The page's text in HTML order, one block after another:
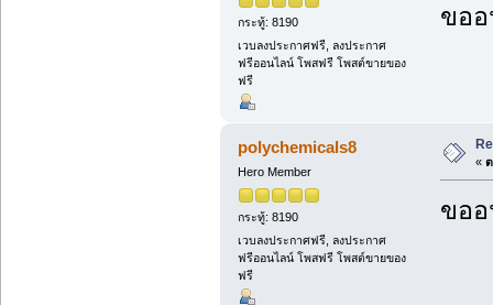
กระทู้: 8190
เวบลงประกาศฟรี, ลงประกาศ
ฟรีออนไลน์ โพสฟรี โพสต์ขายของ
ฟรี
ขอ
polychemicals8
Hero Member
กระทู้: 8190
เวบลงประกาศฟรี, ลงประกาศ
ฟรีออนไลน์ โพสฟรี โพสต์ขายของ
ฟรี
«
ขอ